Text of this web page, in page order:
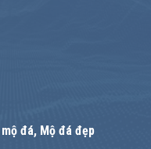
đá, Mộ đá đẹp